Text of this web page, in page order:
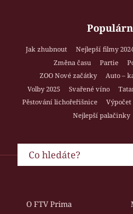
Jak zhubnout Nejlepší filmy
Změna času
Partie
ZOO Nové začátky
Auto –
Volby 2025
Svařené víno
Pěstování lichořeřišnice
Výpočet
Nejlepší palačinky
O FTV Prima